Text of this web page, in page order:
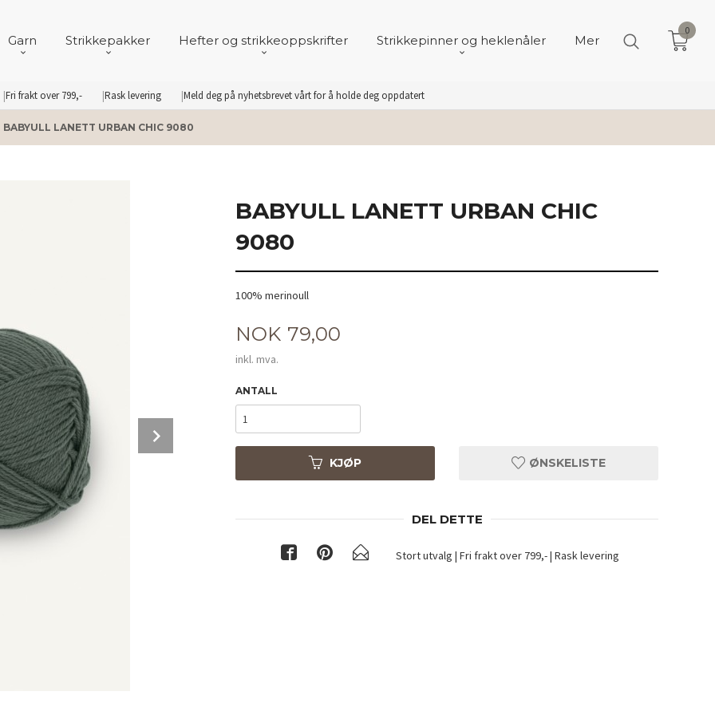
Fri frakt over 799,- Rask levering Meld deg på nyhetsbrevet vårt for å holde deg oppdatert
Garn Strikkepakker Hefter og strikkeoppskrifter Strikkepinner og heklenåler Mer
0
BABYULL LANETT URBAN CHIC 9080
BABYULL LANETT URBAN CHIC
9080
100% merinoull
Pris
NOK 79,00
inkl. mva.
ANTALL
KJØP ØNSKELISTE
DEL DETTE
Stort utvalg | Fri frakt over 799,- | Rask levering